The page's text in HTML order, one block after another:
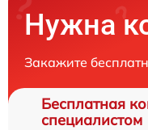
Нужна
Закажите
Бесплатная
специалистом